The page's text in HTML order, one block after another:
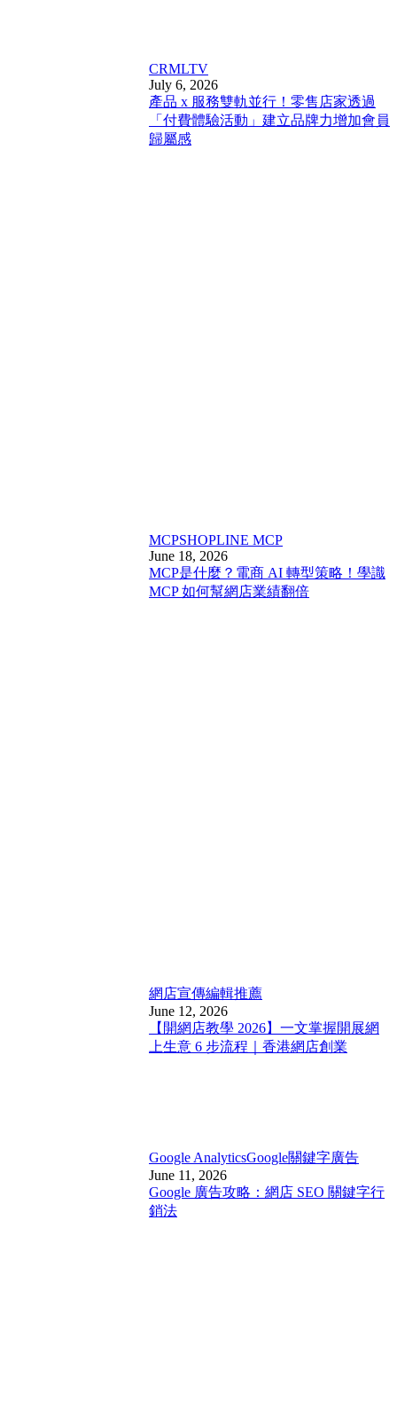
CRMLTV
July 6, 2026
產品 x 服務雙軌並行！零售店家透過
「付費體驗活動」建立品牌力增加會員
歸屬感
MCPSHOPLINE MCP
June 18, 2026
MCP是什麼？電商 AI 轉型策略！學識
MCP 如何幫網店業績翻倍
網店宣傳編輯推薦
June 12, 2026
【開網店教學 2026】一文掌握開展網
上生意 6 步流程｜香港網店創業
Google AnalyticsGoogle關鍵字廣告
June 11, 2026
Google 廣告攻略：網店 SEO 關鍵字行
銷法